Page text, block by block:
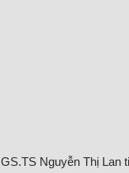
GS.TS Nguyễn Thị Lan